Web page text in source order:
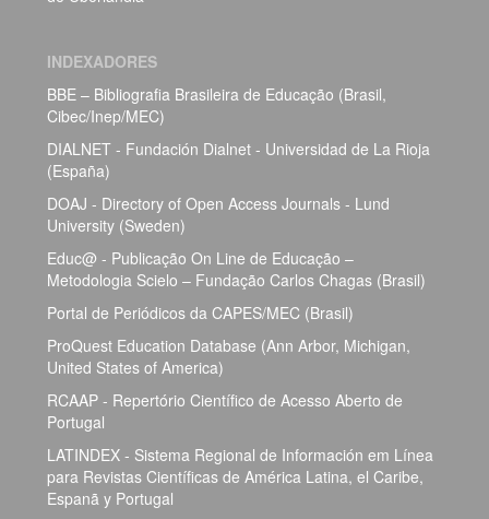
INDEXADORES
BBE – Bibliografia Brasileira de Educação (Brasil,
Cibec/Inep/MEC)
DIALNET - Fundación Dialnet - Universidad de La Rioja
(España)
DOAJ - Directory of Open Access Journals - Lund
University (Sweden)
Educ@ - Publicação On Line de Educação –
Metodologia Scielo – Fundação Carlos Chagas (Brasil)
Portal de Periódicos da CAPES/MEC (Brasil)
ProQuest Education Database (Ann Arbor, Michigan,
United States of America)
RCAAP - Repertório Científico de Acesso Aberto de
Portugal
LATINDEX - Sistema Regional de Información em Línea
para Revistas Científicas de América Latina, el Caribe,
Espanã y Portugal